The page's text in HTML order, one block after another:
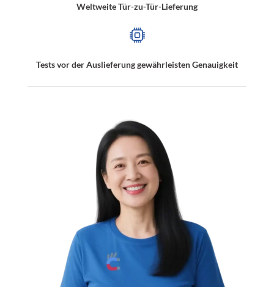
Weltweite Tür-zu-Tür-Lieferung
Tests vor der Auslieferung gewährleisten Genauigkeit